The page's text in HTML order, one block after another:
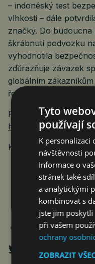
– indonéský test
vlhkosti – dále
značky. Do
škrábnutí podvozku
vyhodnotila
zdůrazňuje závazek
globálním
řešení mobility.
Foto –
https://
KONTAKT:
Tyto
používají
K personalizaci
návštěvnosti
Informace o
stránek také
a analytickými
kombinovat s
jste jim
při vašem
ochrany
ZOBRAZIT